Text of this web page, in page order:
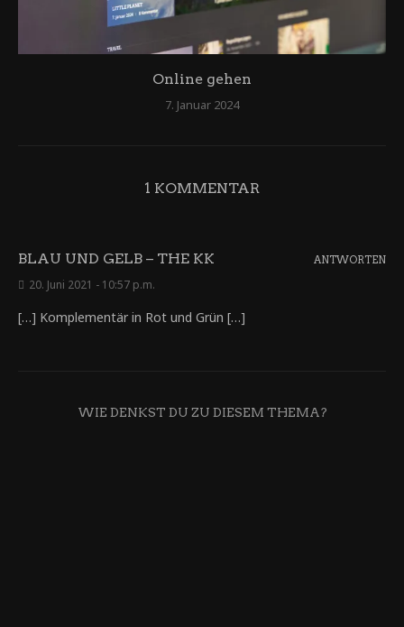
Online gehen
7. Januar 2024
1 KOMMENTAR
BLAU UND GELB – THE KK
20. Juni 2021 - 10:57 p.m.
[…] Komplementär in Rot und Grün […]
ANTWORTEN
WIE DENKST DU ZU DIESEM THEMA?